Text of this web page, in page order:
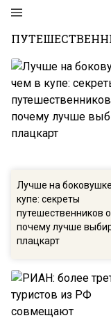
Лучше на
купе: секреты
путешественников
почему лучше
плацкарт